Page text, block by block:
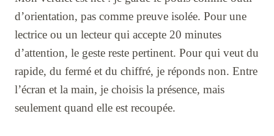
d’orientation, pas comme preuve isolée. Pour une
lectrice ou un lecteur qui accepte 20 minutes
d’attention, le geste reste pertinent. Pour qui veut du
rapide, du fermé et du chiffré, je réponds non. Entre
l’écran et la main, je choisis la présence, mais
seulement quand elle est recoupée.